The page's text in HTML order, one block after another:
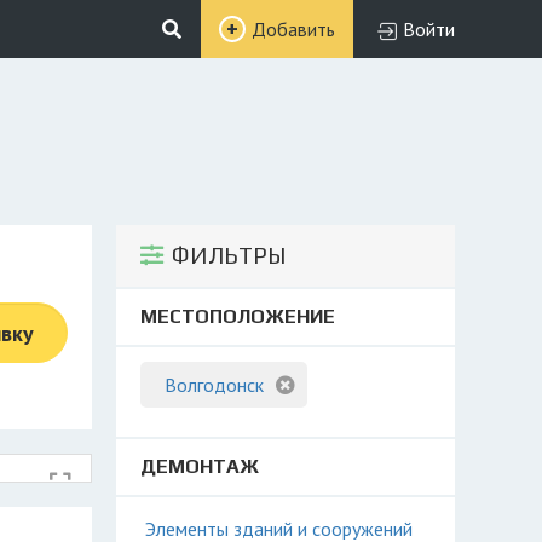
Добавить Войти
ФИЛЬТРЫ
МЕСТОПОЛОЖЕНИЕ
Волгодонск
ДЕМОНТАЖ
Элементы зданий и сооружений